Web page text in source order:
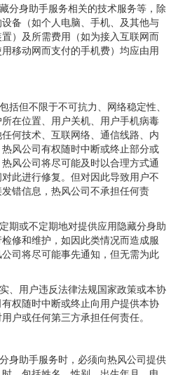
分身助手服务相关的技术服务等，除
备（如个人电脑、手机、及其他与
）及所需费用（如为接入互联网而
移动网而支付的手机费）均应由用
括但不限于不可抗力、网络稳定性、
在位置、用户关机、用户手机病毒
何技术、互联网络、通信线路、内
风公司有权随时中断或终止部分或
风公司将尽可能及时以合理方式通
此进行修复。但对因此导致用户不
错信息，热风公司不承担任何责
期或不定期地对提供应用隐藏分身助
修和维护，如因此类情况而造成服
司将尽可能事先通知，但无需为此
、用户违反法律法规国家政策或本协
权随时中断或终止向用户提供本协
户或任何第三方承担任何责任。
身助手服务时，必须向热风公司提供